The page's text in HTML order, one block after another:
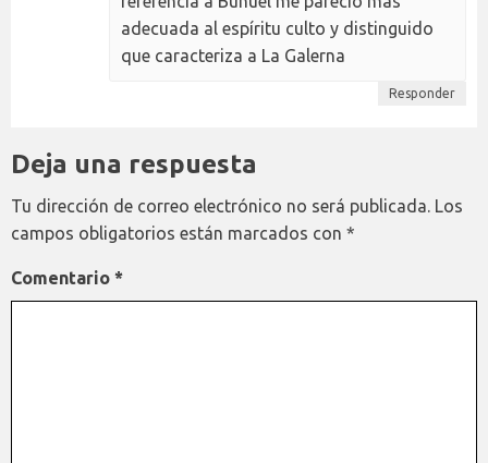
adecuada al espíritu culto y distinguido
que caracteriza a La Galerna
Responder
Deja una respuesta
Tu dirección de correo electrónico no será publicada. Los
campos obligatorios están marcados con *
Comentario *